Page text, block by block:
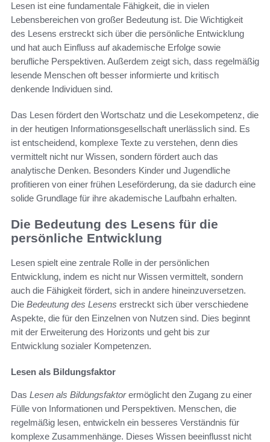
Lesen ist eine fundamentale Fähigkeit, die in vielen
Lebensbereichen von großer Bedeutung ist. Die Wichtigkeit
des Lesens erstreckt sich über die persönliche Entwicklung
und hat auch Einfluss auf akademische Erfolge sowie
berufliche Perspektiven. Außerdem zeigt sich, dass regelmäßig
lesende Menschen oft besser informierte und kritisch
denkende Individuen sind.
Das Lesen fördert den Wortschatz und die Lesekompetenz, die
in der heutigen Informationsgesellschaft unerlässlich sind. Es
ist entscheidend, komplexe Texte zu verstehen, denn dies
vermittelt nicht nur Wissen, sondern fördert auch das
analytische Denken. Besonders Kinder und Jugendliche
profitieren von einer frühen Leseförderung, da sie dadurch eine
solide Grundlage für ihre akademische Laufbahn erhalten.
Die Bedeutung des Lesens für die
persönliche Entwicklung
Lesen spielt eine zentrale Rolle in der persönlichen
Entwicklung, indem es nicht nur Wissen vermittelt, sondern
auch die Fähigkeit fördert, sich in andere hineinzuversetzen.
Die Bedeutung des Lesens erstreckt sich über verschiedene
Aspekte, die für den Einzelnen von Nutzen sind. Dies beginnt
mit der Erweiterung des Horizonts und geht bis zur
Entwicklung sozialer Kompetenzen.
Lesen als Bildungsfaktor
Das Lesen als Bildungsfaktorermöglicht den Zugang zu einer
Fülle von Informationen und Perspektiven. Menschen, die
regelmäßig lesen, entwickeln ein besseres Verständnis für
komplexe Zusammenhänge. Dieses Wissen beeinflusst nicht